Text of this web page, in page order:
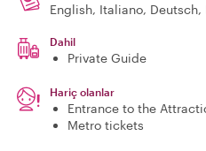
English, Italiano, Deutsch,
Dahil
Private Guide
Hariç olanlar
Entrance to the
Metro tickets